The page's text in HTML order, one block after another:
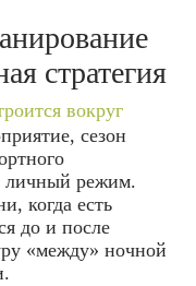
стратегия
вокруг
сезон
личный режим.
когда есть
до и после
«между» ночной